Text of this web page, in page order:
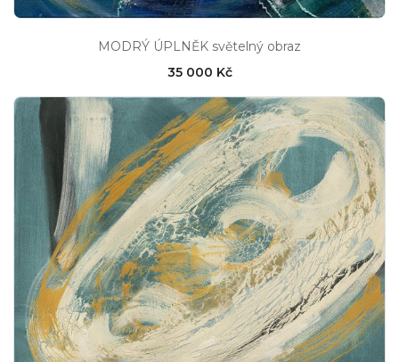
MODRÝ ÚPLNĚK světelný obraz
35 000 Kč